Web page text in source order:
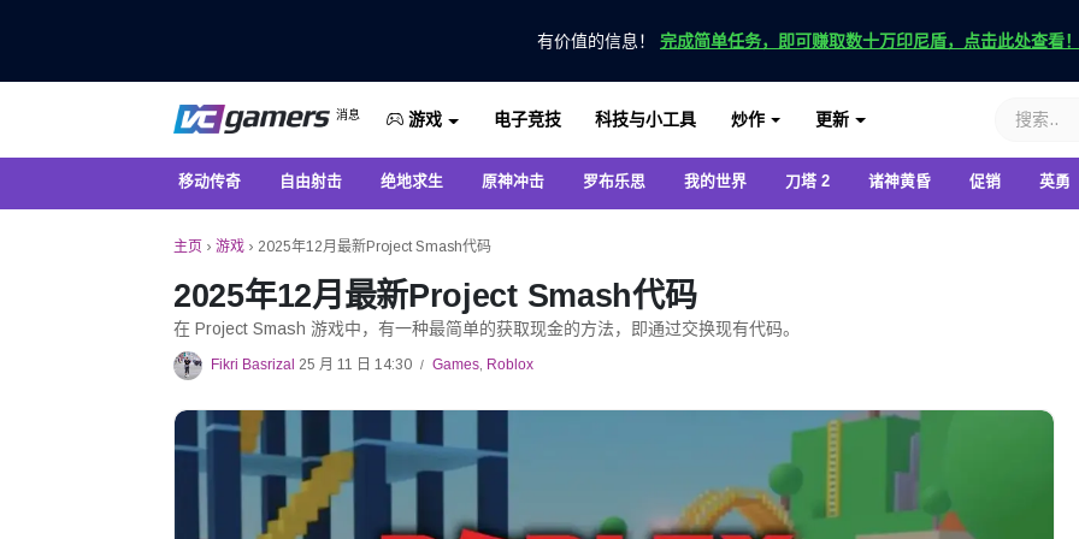
有价值的信息！ 完成简单任务，即可赚取数十万印尼盾，点击此处查看！
VC游戏新闻
消息
仅在 VCGamers 获取最新的游戏新闻
游戏 电子竞技 科技与小工具 炒作 更新
移动传奇 自由射击 绝地求生 原神冲击 罗布乐思 我的世界 刀塔 2 诸神黄昏 促销 英勇
主页 › 游戏 › 2025年12月最新Project Smash代码
2025年12月最新Project Smash代码
在 Project Smash 游戏中，有一种最简单的获取现金的方法，即通过交换现有代码。
Fikri Basrizal 25 月 11 日 14:30 / Games, Roblox